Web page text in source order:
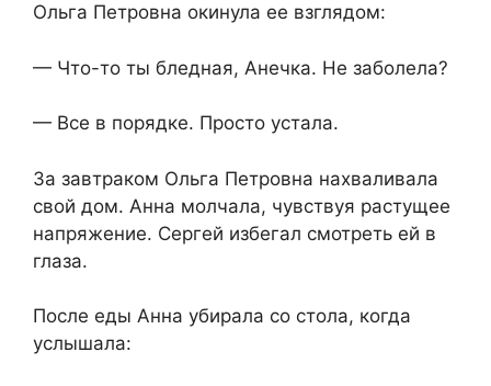
Ольга Петровна окинула ее взглядом:
— Что-то ты бледная, Анечка. Не заболела?
— Все в порядке. Просто устала.
За завтраком Ольга Петровна нахваливала
свой дом. Анна молчала, чувствуя растущее
напряжение. Сергей избегал смотреть ей в
глаза.
После еды Анна убирала со стола, когда
услышала: